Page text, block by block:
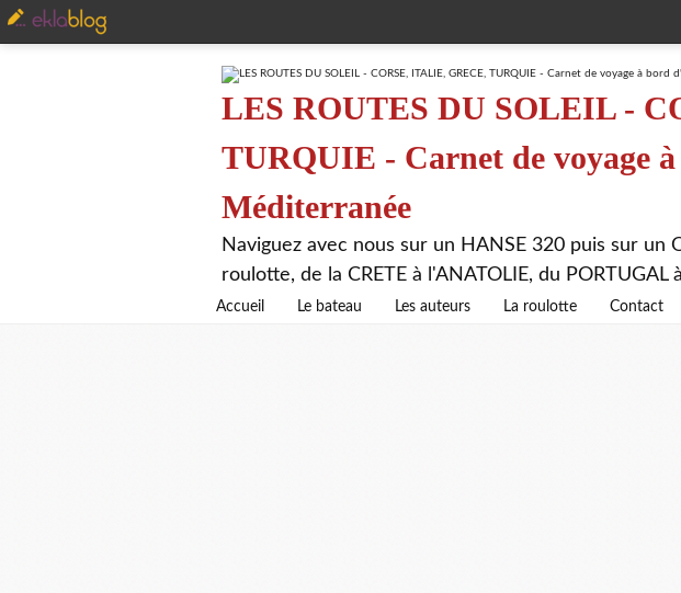
LES ROUTES DU SOLEIL -
TURQUIE - Carnet de voyage
Méditerranée
Naviguez avec nous sur un HANSE 320 puis sur
roulotte, de la CRETE à l'ANATOLIE, du PORTUGAL
Accueil Le bateau Les auteurs La roulotte Contact